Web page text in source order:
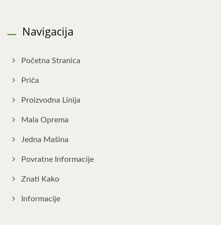
Navigacija
Početna Stranica
Priča
Proizvodna Linija
Mala Oprema
Jedna Mašina
Povratne Informacije
Znati Kako
Informacije